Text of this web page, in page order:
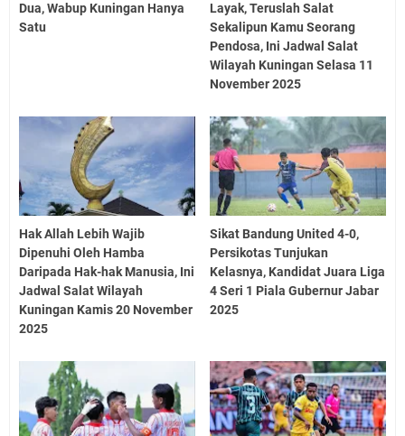
Dua, Wabup Kuningan Hanya
Satu
Layak, Teruslah Salat
Sekalipun Kamu Seorang
Pendosa, Ini Jadwal Salat
Wilayah Kuningan Selasa 11
November 2025
Hak Allah Lebih Wajib
Dipenuhi Oleh Hamba
Daripada Hak-hak Manusia, Ini
Jadwal Salat Wilayah
Kuningan Kamis 20 November
2025
Sikat Bandung United 4-0,
Persikotas Tunjukan
Kelasnya, Kandidat Juara Liga
4 Seri 1 Piala Gubernur Jabar
2025